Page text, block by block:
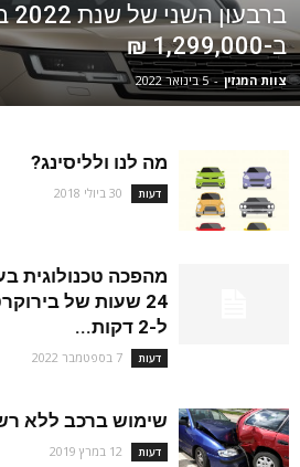
ב-1,299,000 ₪
צוות המגזין - 5 בינואר 2022
מה לנו ולליסינג?
דעות 30 ביולי 2018
מהפכה טכנולוגית
24 שעות של
ל-2 דקות...
דעות 7 בספטמבר 2022
שימוש ברכב ללא
דעות 12 במרץ 2019